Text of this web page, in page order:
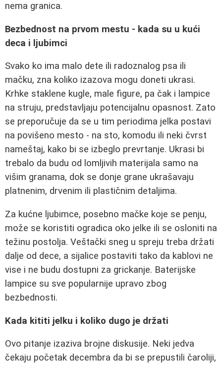
nema granica.
Bezbednost na prvom mestu - kada su u kući
deca i ljubimci
Svako ko ima malo dete ili radoznalog psa ili
mačku, zna koliko izazova mogu doneti ukrasi.
Krhke staklene kugle, male figure, pa čak i lampice
na struju, predstavljaju potencijalnu opasnost. Zato
se preporučuje da se u tim periodima jelka postavi
na povišeno mesto - na sto, komodu ili neki čvrst
nameštaj, kako bi se izbeglo prevrtanje. Ukrasi bi
trebalo da budu od lomljivih materijala samo na
višim granama, dok se donje grane ukrašavaju
platnenim, drvenim ili plastičnim detaljima.
Za kućne ljubimce, posebno mačke koje se penju,
može se koristiti ogradica oko jelke ili se osloniti na
težinu postolja. Veštački sneg u spreju treba držati
dalje od dece, a sijalice postaviti tako da kablovi ne
vise i ne budu dostupni za grickanje. Baterijske
lampice su sve popularnije upravo zbog
bezbednosti.
Kada kititi jelku i koliko dugo je držati
Ovo pitanje izaziva brojne diskusije. Neki jedva
čekaju početak decembra da bi se prepustili čaroliji,